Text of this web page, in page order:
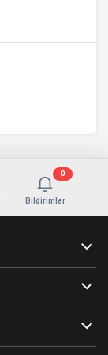
Bildirimler
0